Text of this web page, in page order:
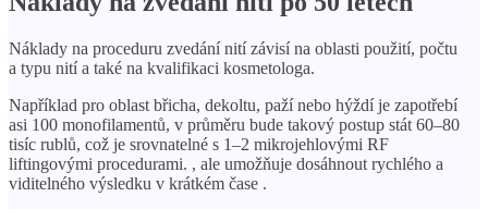
Náklady na proceduru zvedání nití závisí na oblasti použití, počtu
a typu nití a také na kvalifikaci kosmetologa.
Například pro oblast břicha, dekoltu, paží nebo hýždí je zapotřebí
asi 100 monofilamentů, v průměru bude takový postup stát 60–80
tisíc rublů, což je srovnatelné s 1–2 mikrojehlovými RF
liftingovými procedurami. , ale umožňuje dosáhnout rychlého a
viditelného výsledku v krátkém čase .